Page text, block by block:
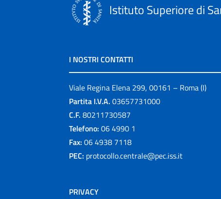
Istituto Superiore di
I NOSTRI CONTATTI
Viale Regina Elena 299, 00161 – Roma (I)
Partita I.V.A. 03657731000
C.F. 80211730587
Telefono: 06 4990 1
Fax: 06 4938 7118
PEC: protocollo.centrale@pec.iss.it
PRIVACY